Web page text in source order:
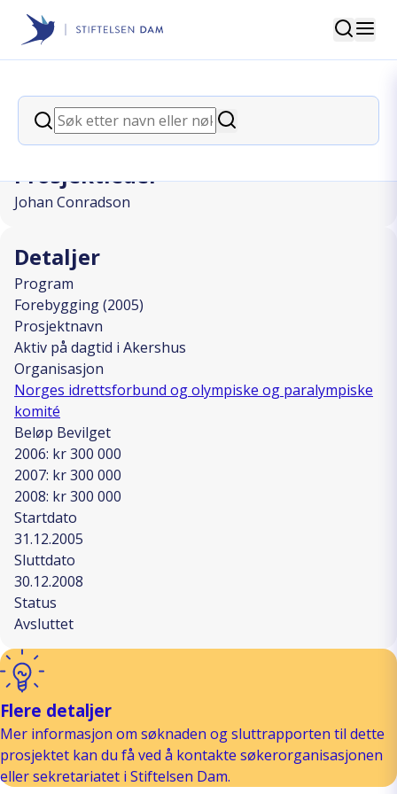
Stiftelsen Dam
Søk
Søk
Søk
back
Aktiv på dagtid i Akershus
Prosjektleder
Johan Conradson
Detaljer
Program
Forebygging (2005)
Prosjektnavn
Aktiv på dagtid i Akershus
Organisasjon
Norges idrettsforbund og olympiske og paralympiske
komité
Beløp Bevilget
2006: kr 300 000
2007: kr 300 000
2008: kr 300 000
Startdato
31.12.2005
Sluttdato
30.12.2008
Status
Avsluttet
Flere detaljer
Mer informasjon om søknaden og sluttrapporten til dette
prosjektet kan du få ved å kontakte søkerorganisasjonen
eller sekretariatet i Stiftelsen Dam.